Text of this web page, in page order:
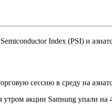
Index (PSI) и
сессию в среду на
утром акции Samsung упали